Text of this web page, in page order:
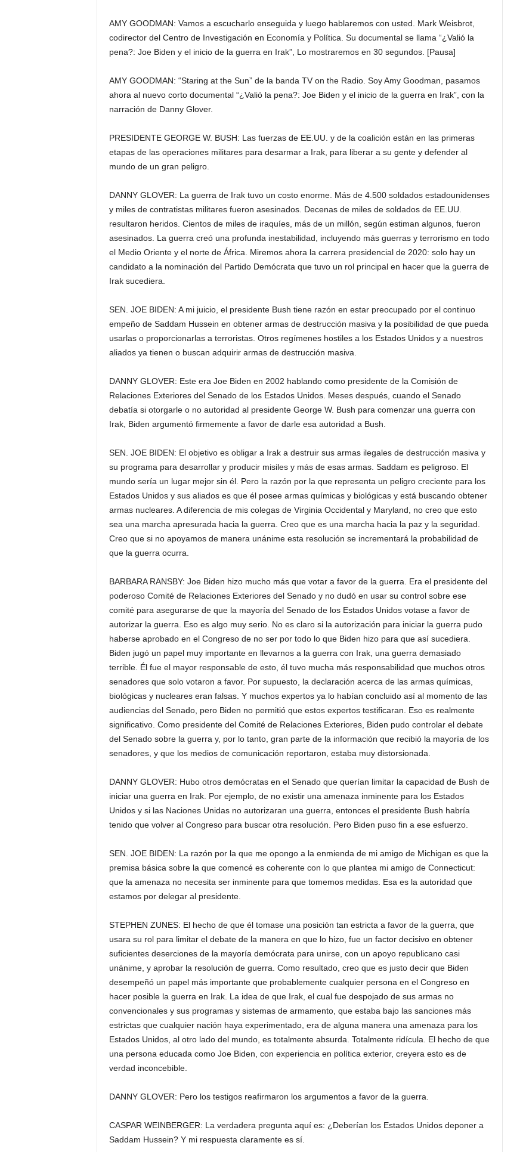
AMY GOODMAN: Vamos a escucharlo enseguida y luego hablaremos con usted. Mark Weisbrot,
codirector del Centro de Investigación en Economía y Política. Su documental se llama “¿Valió la
pena?: Joe Biden y el inicio de la guerra en Irak”, Lo mostraremos en 30 segundos. [Pausa]
AMY GOODMAN: “Staring at the Sun” de la banda TV on the Radio. Soy Amy Goodman, pasamos
ahora al nuevo corto documental “¿Valió la pena?: Joe Biden y el inicio de la guerra en Irak”, con la
narración de Danny Glover.
PRESIDENTE GEORGE W. BUSH: Las fuerzas de EE.UU. y de la coalición están en las primeras
etapas de las operaciones militares para desarmar a Irak, para liberar a su gente y defender al
mundo de un gran peligro.
DANNY GLOVER: La guerra de Irak tuvo un costo enorme. Más de 4.500 soldados estadounidenses
y miles de contratistas militares fueron asesinados. Decenas de miles de soldados de EE.UU.
resultaron heridos. Cientos de miles de iraquíes, más de un millón, según estiman algunos, fueron
asesinados. La guerra creó una profunda inestabilidad, incluyendo más guerras y terrorismo en todo
el Medio Oriente y el norte de África. Miremos ahora la carrera presidencial de 2020: solo hay un
candidato a la nominación del Partido Demócrata que tuvo un rol principal en hacer que la guerra de
Irak sucediera.
SEN. JOE BIDEN: A mi juicio, el presidente Bush tiene razón en estar preocupado por el continuo
empeño de Saddam Hussein en obtener armas de destrucción masiva y la posibilidad de que pueda
usarlas o proporcionarlas a terroristas. Otros regímenes hostiles a los Estados Unidos y a nuestros
aliados ya tienen o buscan adquirir armas de destrucción masiva.
DANNY GLOVER: Este era Joe Biden en 2002 hablando como presidente de la Comisión de
Relaciones Exteriores del Senado de los Estados Unidos. Meses después, cuando el Senado
debatía si otorgarle o no autoridad al presidente George W. Bush para comenzar una guerra con
Irak, Biden argumentó firmemente a favor de darle esa autoridad a Bush.
SEN. JOE BIDEN: El objetivo es obligar a Irak a destruir sus armas ilegales de destrucción masiva y
su programa para desarrollar y producir misiles y más de esas armas. Saddam es peligroso. El
mundo sería un lugar mejor sin él. Pero la razón por la que representa un peligro creciente para los
Estados Unidos y sus aliados es que él posee armas químicas y biológicas y está buscando obtener
armas nucleares. A diferencia de mis colegas de Virginia Occidental y Maryland, no creo que esto
sea una marcha apresurada hacia la guerra. Creo que es una marcha hacia la paz y la seguridad.
Creo que si no apoyamos de manera unánime esta resolución se incrementará la probabilidad de
que la guerra ocurra.
BARBARA RANSBY: Joe Biden hizo mucho más que votar a favor de la guerra. Era el presidente del
poderoso Comité de Relaciones Exteriores del Senado y no dudó en usar su control sobre ese
comité para asegurarse de que la mayoría del Senado de los Estados Unidos votase a favor de
autorizar la guerra. Eso es algo muy serio. No es claro si la autorización para iniciar la guerra pudo
haberse aprobado en el Congreso de no ser por todo lo que Biden hizo para que así sucediera.
Biden jugó un papel muy importante en llevarnos a la guerra con Irak, una guerra demasiado
terrible. Él fue el mayor responsable de esto, él tuvo mucha más responsabilidad que muchos otros
senadores que solo votaron a favor. Por supuesto, la declaración acerca de las armas químicas,
biológicas y nucleares eran falsas. Y muchos expertos ya lo habían concluido así al momento de las
audiencias del Senado, pero Biden no permitió que estos expertos testificaran. Eso es realmente
significativo. Como presidente del Comité de Relaciones Exteriores, Biden pudo controlar el debate
del Senado sobre la guerra y, por lo tanto, gran parte de la información que recibió la mayoría de los
senadores, y que los medios de comunicación reportaron, estaba muy distorsionada.
DANNY GLOVER: Hubo otros demócratas en el Senado que querían limitar la capacidad de Bush de
iniciar una guerra en Irak. Por ejemplo, de no existir una amenaza inminente para los Estados
Unidos y si las Naciones Unidas no autorizaran una guerra, entonces el presidente Bush habría
tenido que volver al Congreso para buscar otra resolución. Pero Biden puso fin a ese esfuerzo.
SEN. JOE BIDEN: La razón por la que me opongo a la enmienda de mi amigo de Michigan es que la
premisa básica sobre la que comencé es coherente con lo que plantea mi amigo de Connecticut:
que la amenaza no necesita ser inminente para que tomemos medidas. Esa es la autoridad que
estamos por delegar al presidente.
STEPHEN ZUNES: El hecho de que él tomase una posición tan estricta a favor de la guerra, que
usara su rol para limitar el debate de la manera en que lo hizo, fue un factor decisivo en obtener
suficientes deserciones de la mayoría demócrata para unirse, con un apoyo republicano casi
unánime, y aprobar la resolución de guerra. Como resultado, creo que es justo decir que Biden
desempeñó un papel más importante que probablemente cualquier persona en el Congreso en
hacer posible la guerra en Irak. La idea de que Irak, el cual fue despojado de sus armas no
convencionales y sus programas y sistemas de armamento, que estaba bajo las sanciones más
estrictas que cualquier nación haya experimentado, era de alguna manera una amenaza para los
Estados Unidos, al otro lado del mundo, es totalmente absurda. Totalmente ridícula. El hecho de que
una persona educada como Joe Biden, con experiencia en política exterior, creyera esto es de
verdad inconcebible.
DANNY GLOVER: Pero los testigos reafirmaron los argumentos a favor de la guerra.
CASPAR WEINBERGER: La verdadera pregunta aquí es: ¿Deberían los Estados Unidos deponer a
Saddam Hussein? Y mi respuesta claramente es sí.